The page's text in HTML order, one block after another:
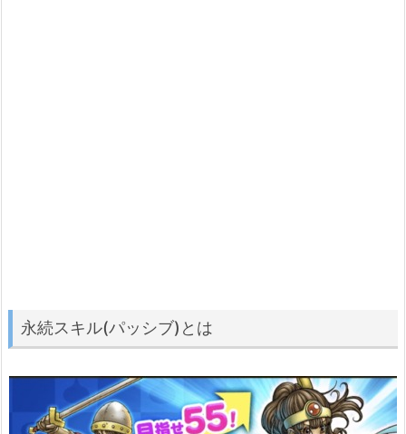
永続スキル(パッシブ)とは